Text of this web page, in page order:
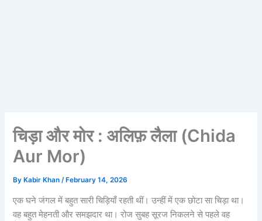
चिड़ा और मोर : अलिफ़ लैला (Chida
Aur Mor)
ByKabir Khan /February 14, 2026
एक घने जंगल में बहुत सारी चिड़ियाँ रहती थीं। उन्हीं में एक छोटा सा चिड़ा था।
वह बहुत मेहनती और समझदार था। रोज सुबह सूरज निकलने से पहले वह